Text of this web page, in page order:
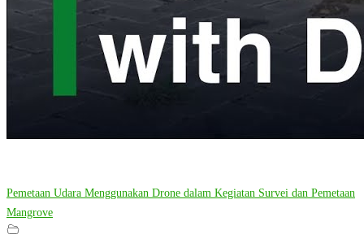
Pemetaan Udara Menggunakan Drone dalam Kegiatan Survei dan Pemetaan
Mangrove